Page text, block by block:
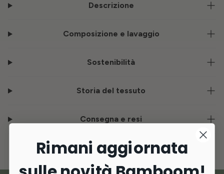
Descrizione
Composizione e lavaggio
Sostenibilità
Storia del tessuto
Consegna e resi
Rimani aggiornata